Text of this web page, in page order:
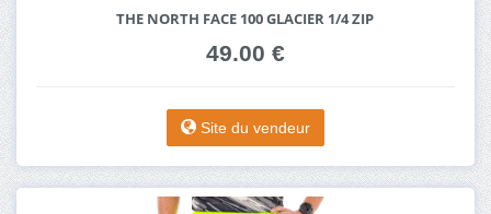
THE NORTH FACE 100 GLACIER 1/4 ZIP
49.00 €
Site du vendeur